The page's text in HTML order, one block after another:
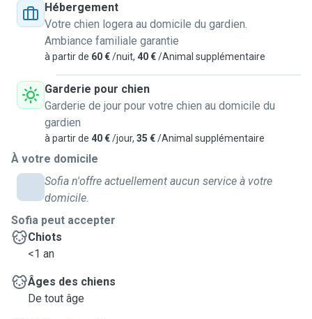
Hébergement
Votre chien logera au domicile du gardien.
Ambiance familiale garantie
à partir de 60 €/nuit, 40 €/Animal supplémentaire
Garderie pour chien
Garderie de jour pour votre chien au domicile du
gardien
à partir de 40 €/jour, 35 €/Animal supplémentaire
À votre domicile
Sofia n'offre actuellement aucun service à votre
domicile.
Sofia peut accepter
Chiots
<1 an
Âges des chiens
De tout âge